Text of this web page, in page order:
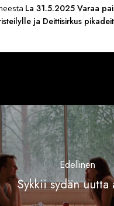
La 31.5.2025 Varaa
ja Deittisirkus
Edellinen
Sykkii sydän uutta